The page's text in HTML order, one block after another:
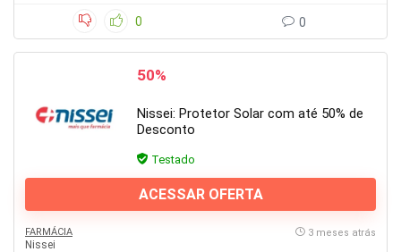
0 0
50%
Nissei: Protetor Solar com até 50% de
Desconto
Testado
ACESSAR OFERTA
FARMÁCIA
Nissei
3 meses atrás